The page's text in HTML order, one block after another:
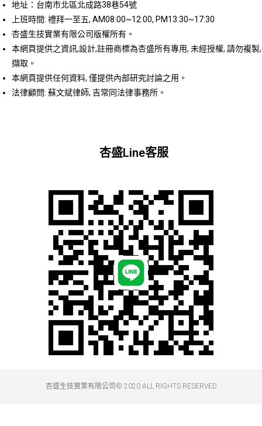
地址：台南市北區北成路38巷54號
上班時間: 禮拜一至五, AM08:00~12:00, PM13:30~17:30
杏盛生技實業有限公司版權所有。
本網頁提供之資訊,設計,註冊商標為杏盛所有專用, 未經授權, 請勿複製,
擷取。
本網頁提供任何資料, 僅提供內部研究討論之用。
法律顧問: 蘇文斌律師, 吉常同法律事務所。
杏盛Line客服
杏盛生技實業有限公司© 2020 ALL RIGHTS RESERVED